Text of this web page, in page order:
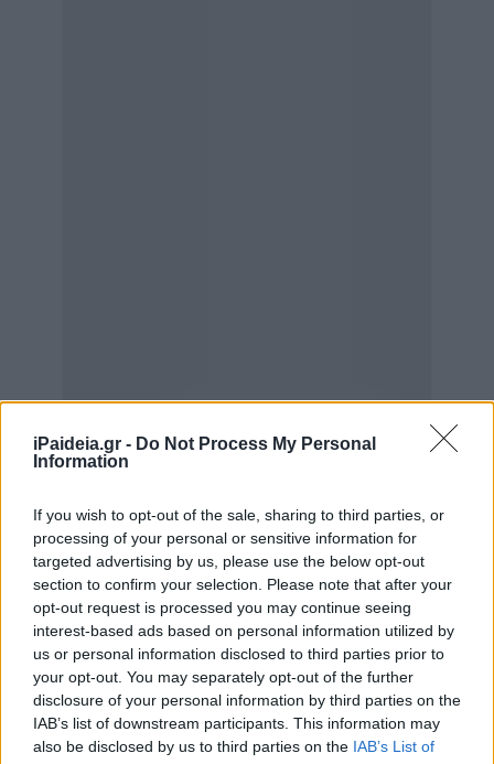
iPaideia.gr - Do Not Process My Personal
Information
If you wish to opt-out of the sale, sharing to third parties, or
processing of your personal or sensitive information for
targeted advertising by us, please use the below opt-out
section to confirm your selection. Please note that after your
opt-out request is processed you may continue seeing
interest-based ads based on personal information utilized by
us or personal information disclosed to third parties prior to
your opt-out. You may separately opt-out of the further
disclosure of your personal information by third parties on the
IAB’s list of downstream participants. This information may
also be disclosed by us to third parties on the IAB’s List of
Για συνολικό άθροισμα συναλλαγών μέχρι 200 ευρώ
αντιστοιχεί ένας λαχνός για κάθε 1 ευρώ.
Για τα επόμενα 300 ευρώ, δηλαδή συνολικό άθροισμα
από 201 ευρώ μέχρι 500 ευρώ, αντιστοιχεί ένας λαχνός
για κάθε 2 ευρώ.
Για τα επόμενα 500 ευρώ, δηλαδή για συνολικό άθροισμα